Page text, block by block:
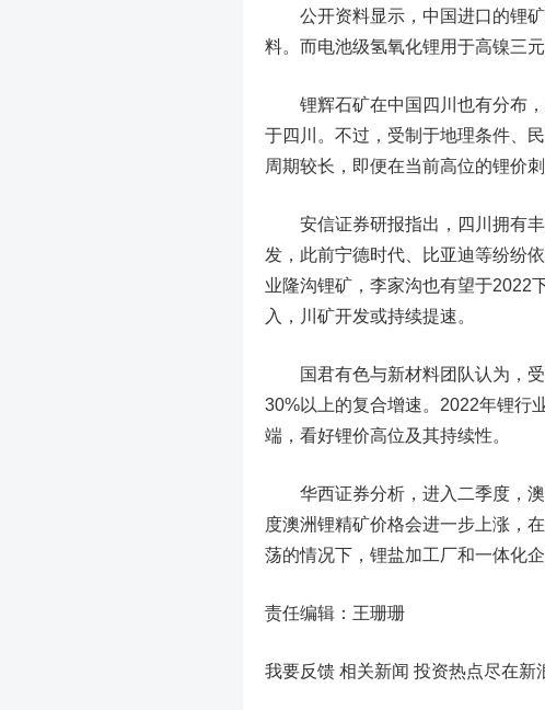
公开资料显示，中国进口的锂矿
料。而电池级氢氧化锂用于高镍三
锂辉石矿在中国四川也有分布，
于四川。不过，受制于地理条件、
周期较长，即便在当前高位的锂价
安信证券研报指出，四川拥有丰
发，此前宁德时代、比亚迪等纷纷
业隆沟锂矿，李家沟也有望于2022
入，川矿开发或持续提速。
国君有色与新材料团队认为，受
30%以上的复合增速。2022年锂行
端，看好锂价高位及其持续性。
华西证券分析，进入二季度，澳
度澳洲锂精矿价格会进一步上涨，
荡的情况下，锂盐加工厂和一体化
责任编辑：王珊珊
我要反馈 相关新闻 投资热点尽在新